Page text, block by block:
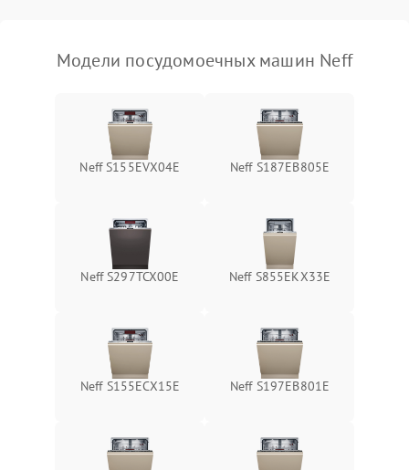
Модели посудомоечных машин Neff
Neff S155EVX04E Neff S187EB805E
Neff S297TCX00E Neff S855EKX33E
Neff S155ECX15E Neff S197EB801E